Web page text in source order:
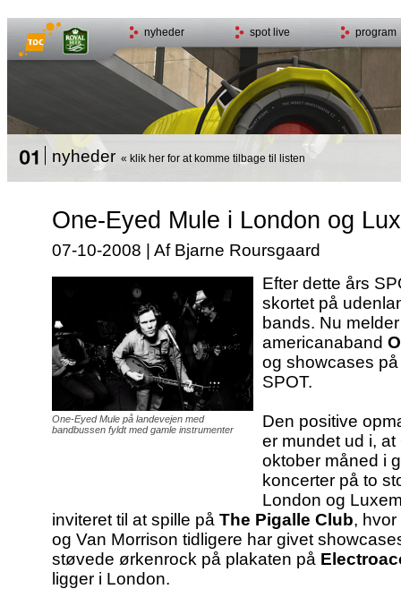
nyheder spot live program
nyheder« klik her for at komme tilbage til listen
One-Eyed Mule i London og
07-10-2008 | Af Bjarne Roursgaard
One-Eyed Mule på landevejen med
bandbussen fyldt med gamle instrumenter
Efter dette års
skortet på
bands. Nu
americanaband
og showcases
SPOT.
Den positive
er mundet ud i,
oktober måned i
koncerter på to
London og
inviteret til at spille på The Pigalle Club,
og Van Morrison tidligere har givet
støvede ørkenrock på plakaten på
ligger i London.